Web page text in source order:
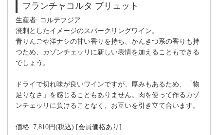
フランチャコルタ ブリュット
生産者: コルテフジア
溌剌としたイメージのスパークリングワイン。
青りんごや洋ナシの甘い香りを持ち、かんきつ系の香りも持
つため、カゾンチェッリに新しい表情を加えることもできる
でしょう。
ドライで切れ味が良いワインですが、厚みもあるため、「物
足りなさ」を感じることもありません。肉を使って作るカゾ
ンチェッリに負けることなく、お互いを引き立て合います。
価格: 7,810円(税込) [会員価格あり]